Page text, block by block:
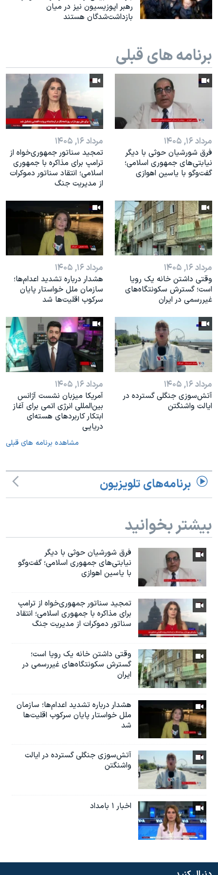
نرگس محمدی برنده جایزه نوبل صلح
صفحه‌های ویژه
رهبر اپوزیسیون نیز در میان
بازداشت‌‌شدگان هستند
برنامه های قبلی
مرداد ۱۶, ۱۴۰۵
فرق شورشیان حوثی با دیگر
نیابتی‌های جمهوری اسلامی؛
گفت‌وگو با یاسین اهوازی
مرداد ۱۶, ۱۴۰۵
تمجید سناتور جمهوری‌خواه از
ترامپ برای مذاکره با جمهوری
اسلامی؛ انتقاد سناتور دموکرات
از مدیریت جنگ
مرداد ۱۶, ۱۴۰۵
وقتی داشتن خانه یک رویا
است؛ گسترش سکونتگاه‌های
غیررسمی در ایران
مرداد ۱۶, ۱۴۰۵
هشدار درباره تشدید اعدام‌ها؛
سازمان ملل خواستار پایان
سرکوب اقلیت‌ها شد
مرداد ۱۶, ۱۴۰۵
آتش‌سوزی جنگلی گسترده در
ایالت واشنگتن
مرداد ۱۶, ۱۴۰۵
آمریکا میزبان نشست آژانس
بین‌المللی انرژی اتمی برای آغاز
ابتکار کاربردهای هسته‌ای
دریایی
مشاهده برنامه های قبلی
برنامه‌های تلویزیون
بیشتر بخوانید
فرق شورشیان حوثی با دیگر
نیابتی‌های جمهوری اسلامی؛ گفت‌وگو
با یاسین اهوازی
تمجید سناتور جمهوری‌خواه از ترامپ
برای مذاکره با جمهوری اسلامی؛ انتقاد
سناتور دموکرات از مدیریت جنگ
وقتی داشتن خانه یک رویا است؛
گسترش سکونتگاه‌های غیررسمی در
ایران
هشدار درباره تشدید اعدام‌ها؛ سازمان
ملل خواستار پایان سرکوب اقلیت‌ها
شد
آتش‌سوزی جنگلی گسترده در ایالت
واشنگتن
اخبار ۱ بامداد